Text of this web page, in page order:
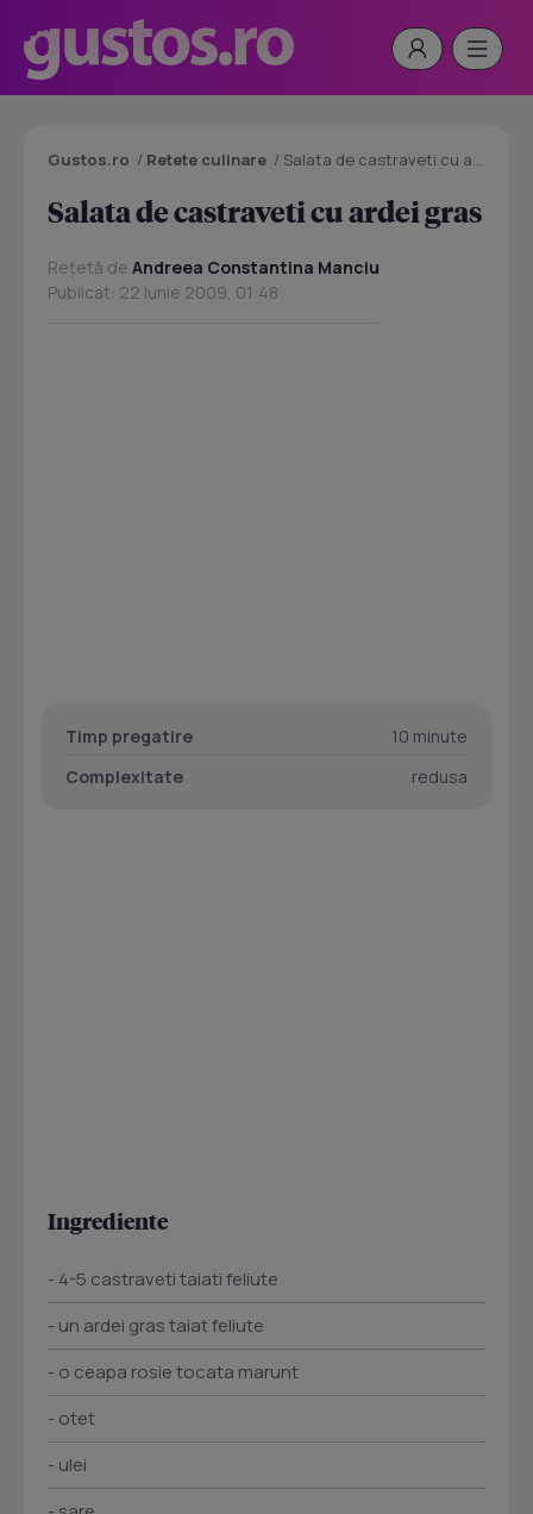
Gustos.ro / Retete culinare / Salata de castraveti cu ardei gras
Salata de castraveti cu ardei gras
Rețetă de Andreea Constantina Manciu
Publicat: 22 Iunie 2009, 01:48
Timp pregatire
10 minute
Complexitate
redusa
Ingrediente
- 4-5 castraveti taiati feliute
- un ardei gras taiat feliute
- o ceapa rosie tocata marunt
- otet
- ulei